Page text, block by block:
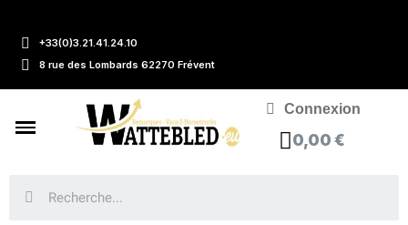
+33(0)3.21.41.24.10
8 rue des Lombards 62270 Frévent
Connexion
0,00 €